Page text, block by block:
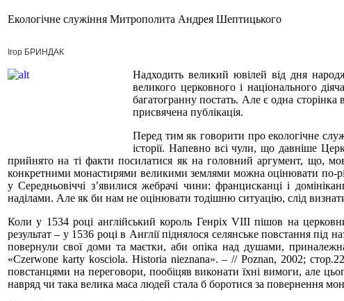
Екологічне служіння Митрополита Андрея Шептицького
Ігор БРИНДАК
Надходить великий ювілей від дня
великого церковного і національного
багатогранну постать. Але є одна
присвячена публікація.
Перед тим як говорити про екологічне
історії. Напевно всі чули, що давніше
прийнято на ті факти посилатися як на головний аргумент, що,
конкретними монастирями великими землями можна оцінювати по-
у Середньовіччі з’явилися жебрачі чини: францисканці і
наділами. Але як би нам не оцінювати тодішню ситуацію, слід
Коли у 1534 році англійський король Генріх VIII пішов на
результат – у 1536 році в Англії піднялося селянське повстання
повернули свої доми та маєтки, аби опіка над душами,
«Сzerwone karty kosciola. Historia nieznana». – // Poznan, 2002;
повстанцями на переговори, пообіцяв виконати їхні вимоги, але
навряд чи така велика маса людей стала б боротися за повернення